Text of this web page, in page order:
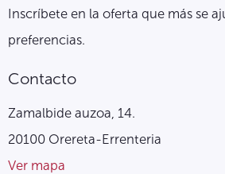
Inscríbete en la oferta que más se
preferencias.
Contacto
Zamalbide auzoa, 14.
20100 Orereta-Errenteria
Ver mapa